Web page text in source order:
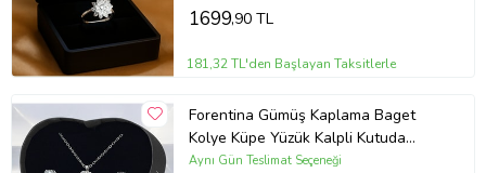
1699,90 TL
181,32 TL'den Başlayan Taksitlerle
Forentina Gümüş Kaplama Baget
Kolye Küpe Yüzük Kalpli Kutuda
Hediye Takı Seti PS3786
Aynı Gün Teslimat Seçeneği